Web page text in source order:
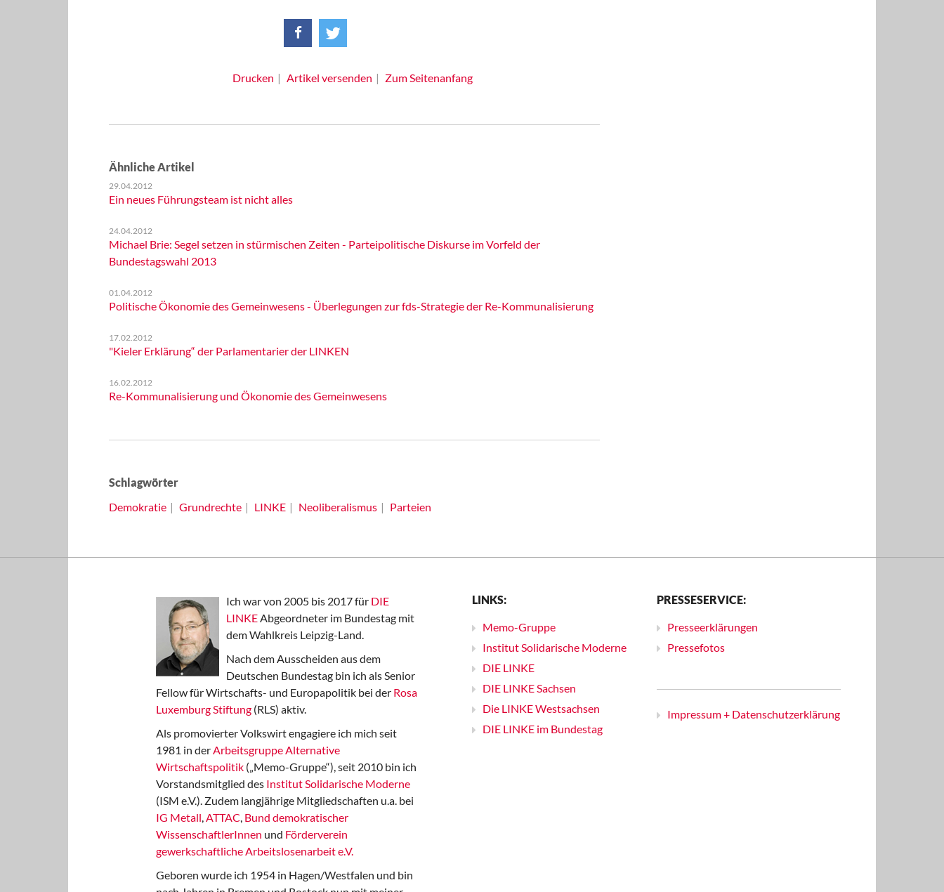
Drucken Artikel versenden Zum Seitenanfang
Ähnliche Artikel
29.04.2012
Ein neues Führungsteam ist nicht alles
24.04.2012
Michael Brie: Segel setzen in stürmischen Zeiten - Parteipolitische Diskurse im Vorfeld der
Bundestagswahl 2013
01.04.2012
Politische Ökonomie des Gemeinwesens - Überlegungen zur fds-Strategie der Re-Kommunalisierung
17.02.2012
"Kieler Erklärung“ der Parlamentarier der LINKEN
16.02.2012
Re-Kommunalisierung und Ökonomie des Gemeinwesens
Schlagwörter
Demokratie
Grundrechte LINKE Neoliberalismus Parteien
Ich war von 2005 bis 2017 für DIE
LINKEAbgeordneter im Bundestag mit
dem Wahlkreis Leipzig-Land.
Nach dem Ausscheiden aus dem
Deutschen Bundestag bin ich als Senior
Fellow für Wirtschafts- und Europapolitik bei der Rosa
Luxemburg Stiftung (RLS) aktiv.
Als promovierter Volkswirt engagiere ich mich seit
1981 in derArbeitsgruppe Alternative
Wirtschaftspolitik („Memo-Gruppe“), seit 2010 bin ich
Vorstandsmitglied des Institut Solidarische Moderne
(ISM e.V.). Zudem langjährige Mitgliedschaften u.a. bei
IG Metall,ATTAC, Bund demokratischer
WissenschaftlerInnen und Förderverein
gewerkschaftliche Arbeitslosenarbeit e.V.
Geboren wurde ich 1954 in Hagen/Westfalen und bin
LINKS:
Memo-Gruppe
Institut Solidarische Moderne
DIE LINKE
DIE LINKE Sachsen
Die LINKE Westsachsen
DIE LINKE im Bundestag
PRESSESERVICE:
Presseerklärungen
Pressefotos
Impressum + Datenschutzerklärung